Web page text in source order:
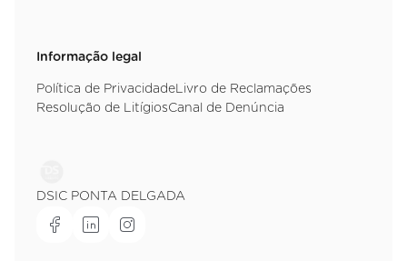
Informação legal
Política de PrivacidadeLivro de Reclamações
Resolução de LitígiosCanal de Denúncia
DSIC PONTA DELGADA